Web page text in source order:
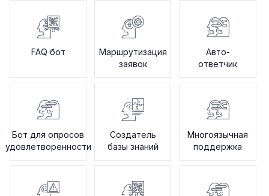
FAQ бот
Маршрутизация
заявок
Авто-
ответчик
Бот для опросов
удовлетворенности
Создатель
базы знаний
Многоязычная
поддержка